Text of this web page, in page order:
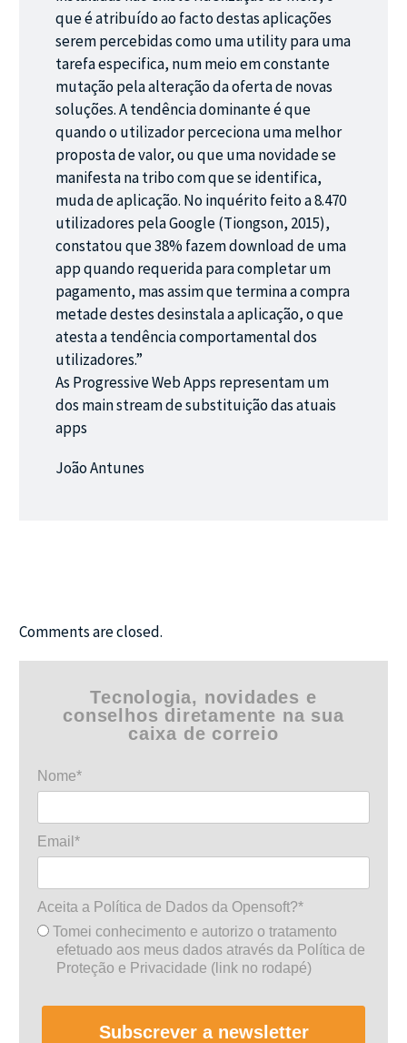
que é atribuído ao facto destas aplicações
serem percebidas como uma utility para uma
tarefa especifica, num meio em constante
mutação pela alteração da oferta de novas
soluções. A tendência dominante é que
quando o utilizador perceciona uma melhor
proposta de valor, ou que uma novidade se
manifesta na tribo com que se identifica,
muda de aplicação. No inquérito feito a 8.470
utilizadores pela Google (Tiongson, 2015),
constatou que 38% fazem download de uma
app quando requerida para completar um
pagamento, mas assim que termina a compra
metade destes desinstala a aplicação, o que
atesta a tendência comportamental dos
utilizadores.”
As Progressive Web Apps representam um
dos main stream de substituição das atuais
apps
João Antunes
Comments are closed.
Tecnologia, novidades e
conselhos diretamente na sua
caixa de correio
Nome*
Email*
Aceita a Política de Dados da Opensoft?*
Tomei conhecimento e autorizo o tratamento
efetuado aos meus dados através da Política de
Proteção e Privacidade (link no rodapé)
Subscrever a newsletter